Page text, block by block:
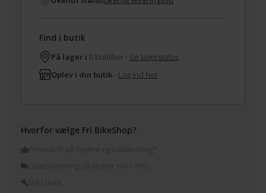
Find i butik
På lager i 0 butikker - Se lagerstatus
Oplev i din butik - Log ind her
Hvorfor vælge Fri BikeShop?
Prismatch på hjelme og beklædning*